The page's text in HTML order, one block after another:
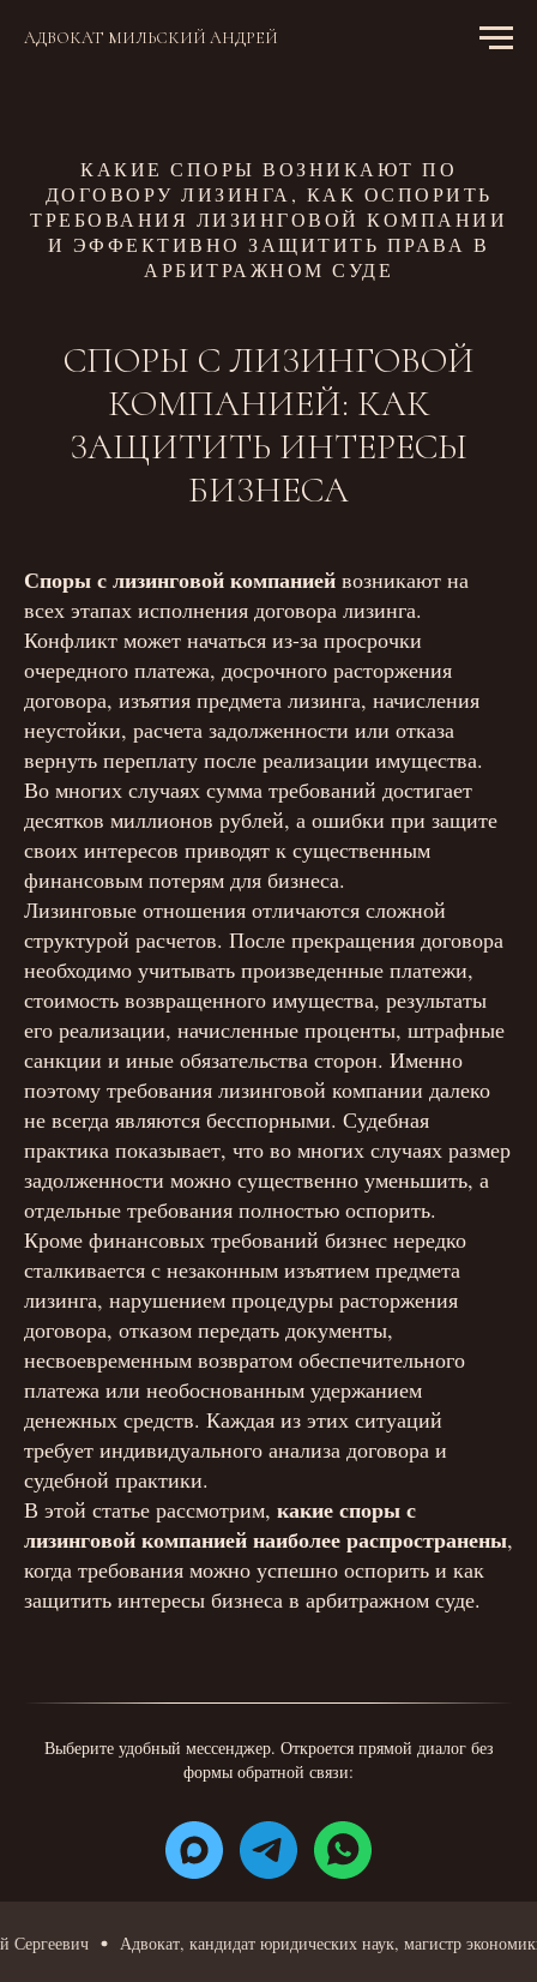
АДВОКАТ МИЛЬСКИЙ АНДРЕЙ
КАКИЕ СПОРЫ ВОЗНИКАЮТ ПО
ДОГОВОРУ ЛИЗИНГА, КАК ОСПОРИТЬ
ТРЕБОВАНИЯ ЛИЗИНГОВОЙ КОМПАНИИ
И ЭФФЕКТИВНО ЗАЩИТИТЬ ПРАВА В
АРБИТРАЖНОМ СУДЕ
СПОРЫ С ЛИЗИНГОВОЙ
КОМПАНИЕЙ: КАК
ЗАЩИТИТЬ ИНТЕРЕСЫ
БИЗНЕСА
Споры с лизинговой компанией возникают на
всех этапах исполнения договора лизинга.
Конфликт может начаться из-за просрочки
очередного платежа, досрочного расторжения
договора, изъятия предмета лизинга, начисления
неустойки, расчета задолженности или отказа
вернуть переплату после реализации имущества.
Во многих случаях сумма требований достигает
десятков миллионов рублей, а ошибки при защите
своих интересов приводят к существенным
финансовым потерям для бизнеса.
Лизинговые отношения отличаются сложной
структурой расчетов. После прекращения договора
необходимо учитывать произведенные платежи,
стоимость возвращенного имущества, результаты
его реализации, начисленные проценты, штрафные
санкции и иные обязательства сторон. Именно
поэтому требования лизинговой компании далеко
не всегда являются бесспорными. Судебная
практика показывает, что во многих случаях размер
задолженности можно существенно уменьшить, а
отдельные требования полностью оспорить.
Кроме финансовых требований бизнес нередко
сталкивается с незаконным изъятием предмета
лизинга, нарушением процедуры расторжения
договора, отказом передать документы,
несвоевременным возвратом обеспечительного
платежа или необоснованным удержанием
денежных средств. Каждая из этих ситуаций
требует индивидуального анализа договора и
судебной практики.
В этой статье рассмотрим, какие споры с
лизинговой компанией наиболее распространены,
когда требования можно успешно оспорить и как
защитить интересы бизнеса в арбитражном суде.
Выберите удобный мессенджер. Откроется прямой диалог без
формы обратной связи:
Адвокат, кандидат юридических наук, магистр экономики -